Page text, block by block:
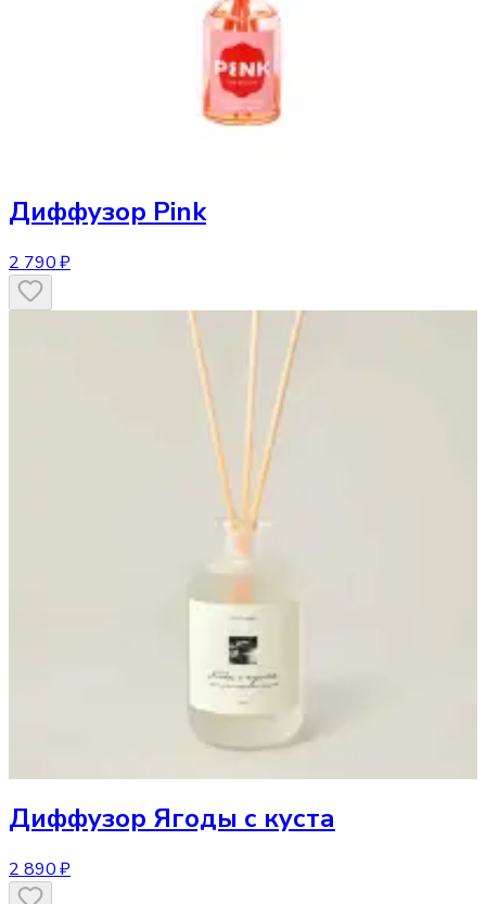
Диффузор Pink
2 790 ₽
Диффузор Ягоды с куста
2 890 ₽